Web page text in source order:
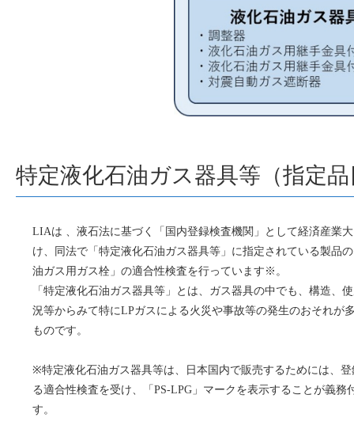
特定液化石油ガス器具等（指定
LIAは 、液石法に基づく「国内登録検査機関」として経済産業
け、同法で「特定液化石油ガス器具等」に指定されている製品
油ガス用ガス栓」の適合性検査を行っています※。
「特定液化石油ガス器具等」とは、ガス器具の中でも、構造、
況等からみて特にLPガスによる火災や事故等の発生のおそれが
ものです。
※特定液化石油ガス器具等は、日本国内で販売するためには、
る適合性検査を受け、「PS-LPG」マークを表示することが義務
す。